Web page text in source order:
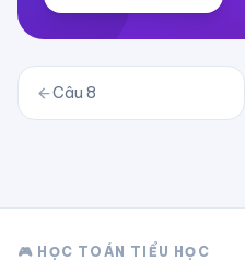
Câu 8
🎮 HỌC TOÁN TIỂU HỌC